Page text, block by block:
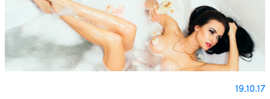
19.10.17